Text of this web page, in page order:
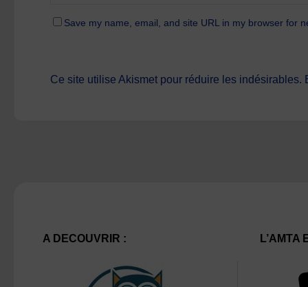
Save my name, email, and site URL in my browser for
Ce site utilise Akismet pour réduire les indésirables.
A DECOUVRIR : L’AMTA